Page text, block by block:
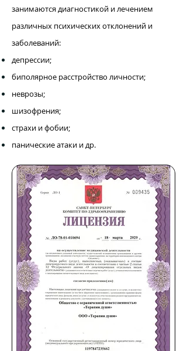
занимаются диагностикой и лечением
различных психических отклонений и
заболеваний:
депрессии;
биполярное расстройство личности;
неврозы;
шизофрения;
страхи и фобии;
панические атаки и др.